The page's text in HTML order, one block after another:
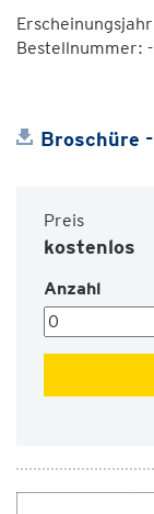
Bestellnummer: -
Broschüre
Preis
kostenlos
Anzahl